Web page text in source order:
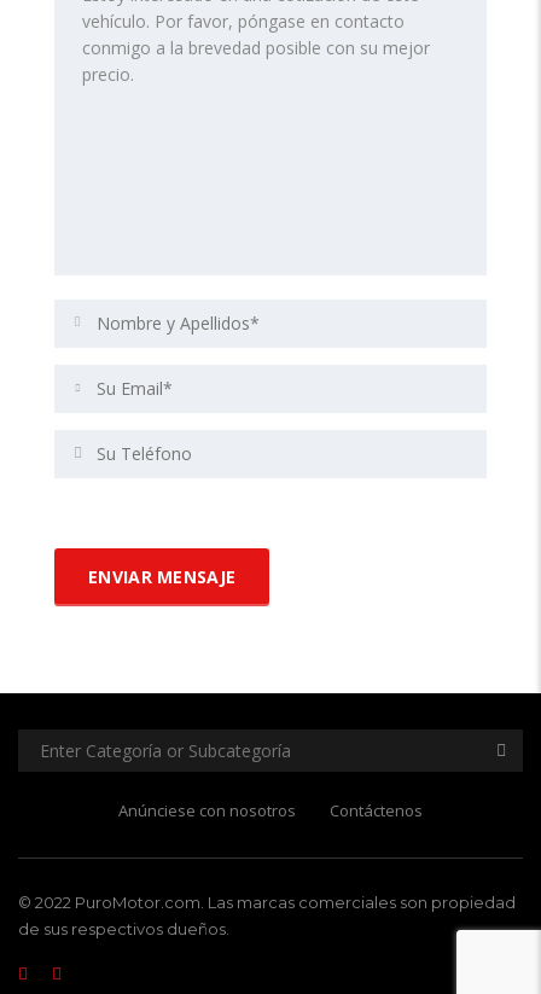
Anúnciese con nosotros Contáctenos
© 2022 PuroMotor.com. Las marcas comerciales son propiedad
de sus respectivos dueños.